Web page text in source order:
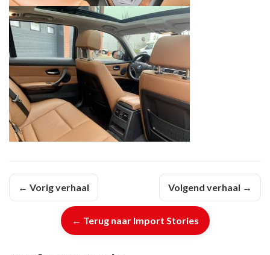
← Vorig verhaal
← Terug naar Import Stories
Volgend verhaal →